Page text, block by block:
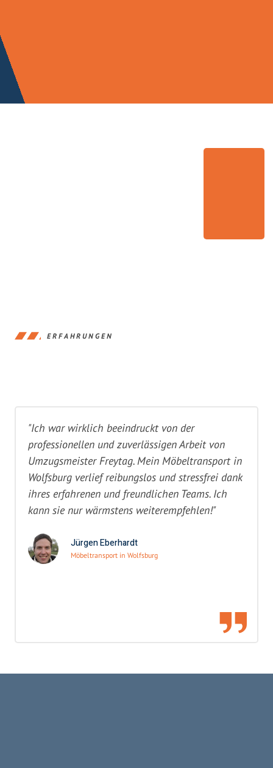
ERFAHRUNGEN
"Ich war wirklich beeindruckt von der
professionellen und zuverlässigen Arbeit von
Umzugsmeister Freytag. Mein Möbeltransport in
Wolfsburg verlief reibungslos und stressfrei dank
ihres erfahrenen und freundlichen Teams. Ich
kann sie nur wärmstens weiterempfehlen!"
Jürgen Eberhardt
Möbeltransport in Wolfsburg